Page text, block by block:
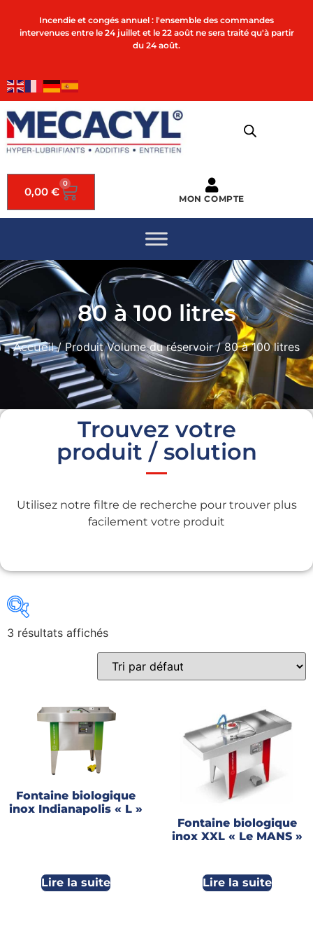
Incendie et congés annuel : l'ensemble des commandes
intervenues entre le 24 juillet et le 22 août ne sera traité qu'à partir
du 24 août.
0,00 €
0
MON COMPTE
80 à 100 litres
Accueil/ Produit Volume du réservoir / 80 à 100 litres
Trouvez votre
produit / solution
Utilisez notre filtre de recherche pour trouver plus
facilement votre produit
Gains recherchés
Gains recherchés
3 résultats affichés
Fontaine biologique
inox Indianapolis « L »
Lire la suite
Fontaine biologique
inox XXL « Le MANS »
Lire la suite